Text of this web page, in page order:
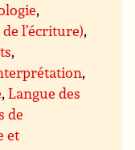
,
l’écriture),
,
,
,Langue des
de
et